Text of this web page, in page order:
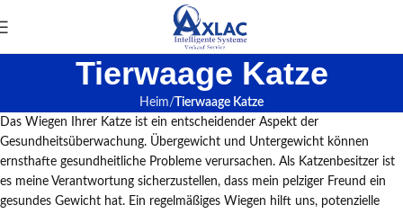
Tierwaage Katze
Heim
Tierwaage Katze
Das Wiegen Ihrer Katze ist ein entscheidender Aspekt der
Gesundheitsüberwachung. Übergewicht und Untergewicht können
ernsthafte gesundheitliche Probleme verursachen. Als Katzenbesitzer ist
es meine Verantwortung sicherzustellen, dass mein pelziger Freund ein
gesundes Gewicht hat. Ein regelmäßiges Wiegen hilft uns, potenzielle